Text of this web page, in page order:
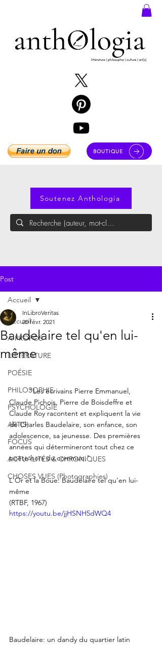
BOUTIQUE
Soutenez Anthologia
Post
Accueil
À PROPOS
LITTÉRATURE
POÉSIE
PHILOSOPHIE
PSYCHOLOGIE
ART(S)
FOCUS
ACTUALITÉS & CHRONIQUES
CHOSES VUES (Photographies)
Accueil
Baudelaire tel qu'en lui-
même
InLibroVeritas
20 févr. 2021
"Les écrivains Pierre Emmanuel,
Claude Pichois, Pierre de Boisdeffre et
Claude Roy racontent et expliquent la vie
de Charles Baudelaire, son enfance, son
adolescence, sa jeunesse. Des premières
années qui détermineront tout chez ce
poète hors du commun."
L'Or et la Boue: Baudelaire tel qu'en lui-
même
(RTBF, 1967)
https://youtu.be/jjHSNH5dWQ4
Baudelaire: un dandy du quartier latin